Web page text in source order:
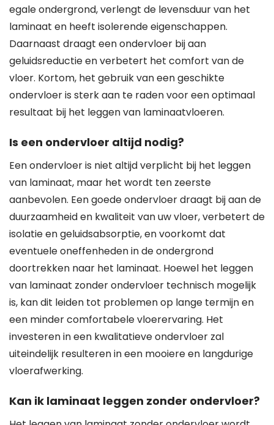
egale ondergrond, verlengt de levensduur van het
laminaat en heeft isolerende eigenschappen.
Daarnaast draagt een ondervloer bij aan
geluidsreductie en verbetert het comfort van de
vloer. Kortom, het gebruik van een geschikte
ondervloer is sterk aan te raden voor een optimaal
resultaat bij het leggen van laminaatvloeren.
Is een ondervloer altijd nodig?
Een ondervloer is niet altijd verplicht bij het leggen
van laminaat, maar het wordt ten zeerste
aanbevolen. Een goede ondervloer draagt bij aan de
duurzaamheid en kwaliteit van uw vloer, verbetert de
isolatie en geluidsabsorptie, en voorkomt dat
eventuele oneffenheden in de ondergrond
doortrekken naar het laminaat. Hoewel het leggen
van laminaat zonder ondervloer technisch mogelijk
is, kan dit leiden tot problemen op lange termijn en
een minder comfortabele vloerervaring. Het
investeren in een kwalitatieve ondervloer zal
uiteindelijk resulteren in een mooiere en langdurige
vloerafwerking.
Kan ik laminaat leggen zonder ondervloer?